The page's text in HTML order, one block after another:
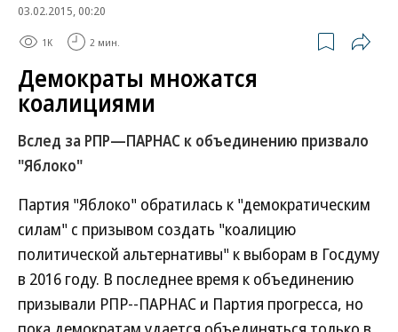
03.02.2015, 00:20
1K 2 мин.
Демократы множатся
коалициями
Вслед за РПР—ПАРНАС к объединению призвало
"Яблоко"
Партия "Яблоко" обратилась к "демократическим
силам" с призывом создать "коалицию
политической альтернативы" к выборам в Госдуму
в 2016 году. В последнее время к объединению
призывали РПР--ПАРНАС и Партия прогресса, но